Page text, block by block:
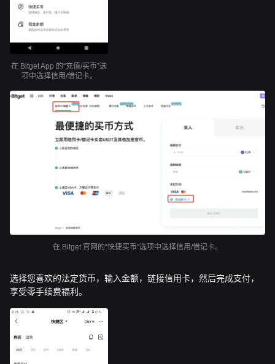
在 Bitget App 的“充值/买币”选
项中选择信用/借记卡。
在 Bitget 官网的“快捷买币”选项中选择信用/借记卡。
选择您喜欢的法定货币，输入金额，链接信用卡，然后完成支付，
享受零手续费福利。